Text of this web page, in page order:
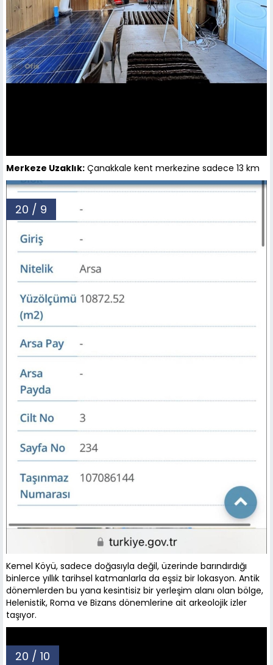
Merkeze Uzaklık: Çanakkale kent merkezine sadece 13 km
20 / 9
Kemel Köyü, sadece doğasıyla değil, üzerinde barındırdığı
binlerce yıllık tarihsel katmanlarla da eşsiz bir lokasyon. Antik
dönemlerden bu yana kesintisiz bir yerleşim alanı olan bölge,
Helenistik, Roma ve Bizans dönemlerine ait arkeolojik izler
taşıyor.
20 / 10